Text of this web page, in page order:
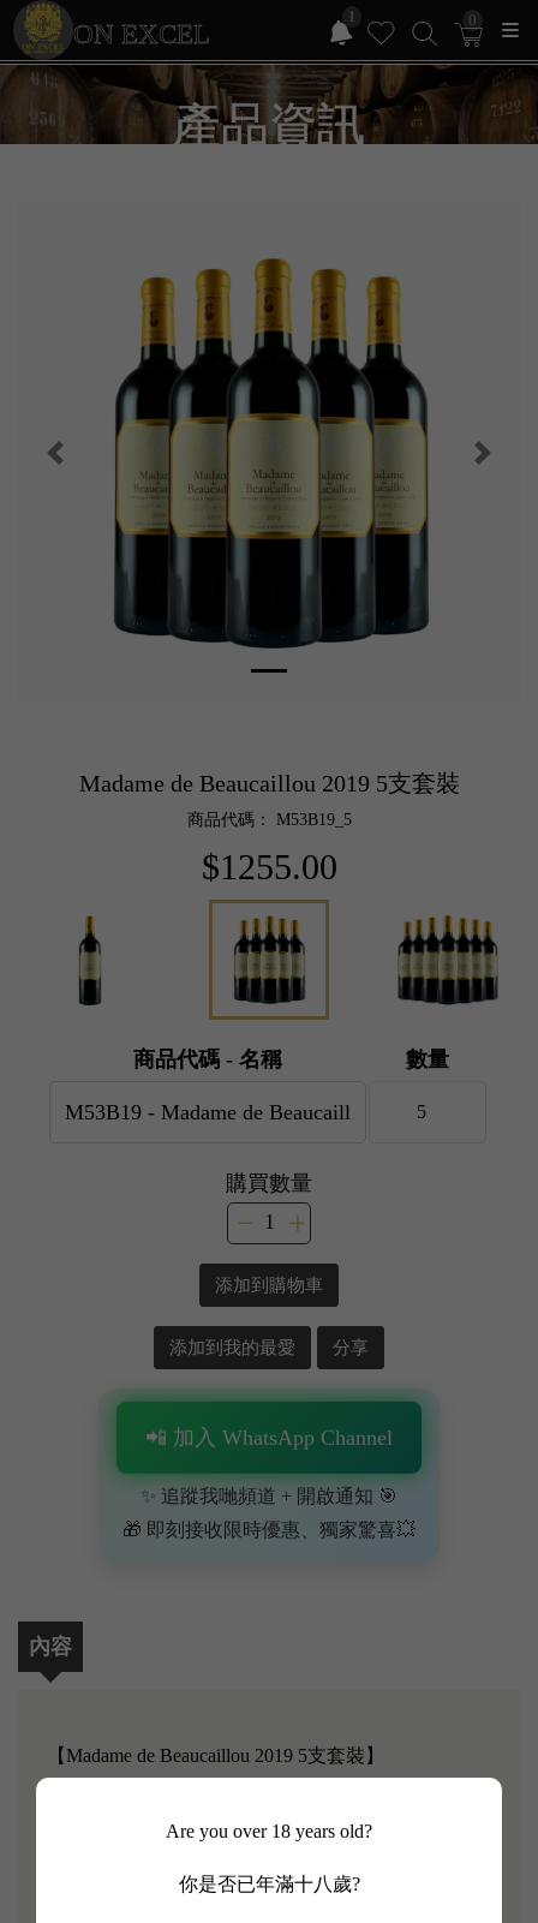
ON EXCEL
1 0
Are you over 18 years old?
你是否已年滿十八歲?
產品資訊
Madame de Beaucaillou 2019 5支套裝
商品代碼： M53B19_5
$1255.00
商品代碼 - 名稱 數量
購買數量
添加到購物車
添加到我的最愛 分享
📲 加入 WhatsApp Channel
✨ 追蹤我哋頻道 + 開啟通知 🎯
🎁 即刻接收限時優惠、獨家驚喜💥
內容
【Madame de Beaucaillou 2019 5支套裝】
波爾多地區最著名的酒莊之一。 1855年官方分級中